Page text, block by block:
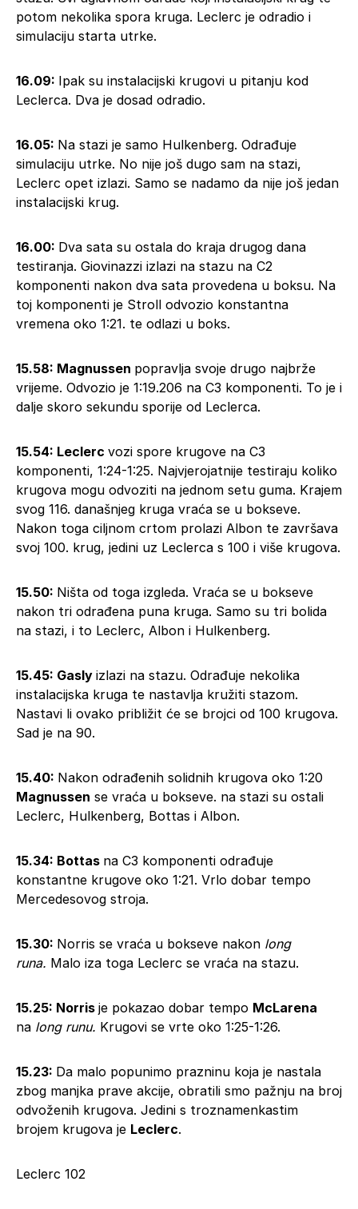
potom nekolika spora kruga. Leclerc je odradio i
simulaciju starta utrke.
16.09: Ipak su instalacijski krugovi u pitanju kod
Leclerca. Dva je dosad odradio.
16.05: Na stazi je samo Hulkenberg. Odrađuje
simulaciju utrke. No nije još dugo sam na stazi,
Leclerc opet izlazi. Samo se nadamo da nije još jedan
instalacijski krug.
16.00: Dva sata su ostala do kraja drugog dana
testiranja. Giovinazzi izlazi na stazu na C2
komponenti nakon dva sata provedena u boksu. Na
toj komponenti je Stroll odvozio konstantna
vremena oko 1:21. te odlazi u boks.
15.58: Magnussen popravlja svoje drugo najbrže
vrijeme. Odvozio je 1:19.206 na C3 komponenti. To je i
dalje skoro sekundu sporije od Leclerca.
15.54: Leclerc vozi spore krugove na C3
komponenti, 1:24-1:25. Najvjerojatnije testiraju koliko
krugova mogu odvoziti na jednom setu guma. Krajem
svog 116. današnjeg kruga vraća se u bokseve.
Nakon toga ciljnom crtom prolazi Albon te završava
svoj 100. krug, jedini uz Leclerca s 100 i više krugova.
15.50: Ništa od toga izgleda. Vraća se u bokseve
nakon tri odrađena puna kruga. Samo su tri bolida
na stazi, i to Leclerc, Albon i Hulkenberg.
15.45: Gasly izlazi na stazu. Odrađuje nekolika
instalacijska kruga te nastavlja kružiti stazom.
Nastavi li ovako približit će se brojci od 100 krugova.
Sad je na 90.
15.40: Nakon odrađenih solidnih krugova oko 1:20
Magnussen se vraća u bokseve. na stazi su ostali
Leclerc, Hulkenberg, Bottas i Albon.
15.34: Bottas na C3 komponenti odrađuje
konstantne krugove oko 1:21. Vrlo dobar tempo
Mercedesovog stroja.
15.30: Norris se vraća u bokseve nakon long
runa. Malo iza toga Leclerc se vraća na stazu.
15.25: Norris je pokazao dobar tempo McLarena
na long runu. Krugovi se vrte oko 1:25-1:26.
15.23: Da malo popunimo prazninu koja je nastala
zbog manjka prave akcije, obratili smo pažnju na broj
odvoženih krugova. Jedini s troznamenkastim
brojem krugova je Leclerc.
Leclerc 102